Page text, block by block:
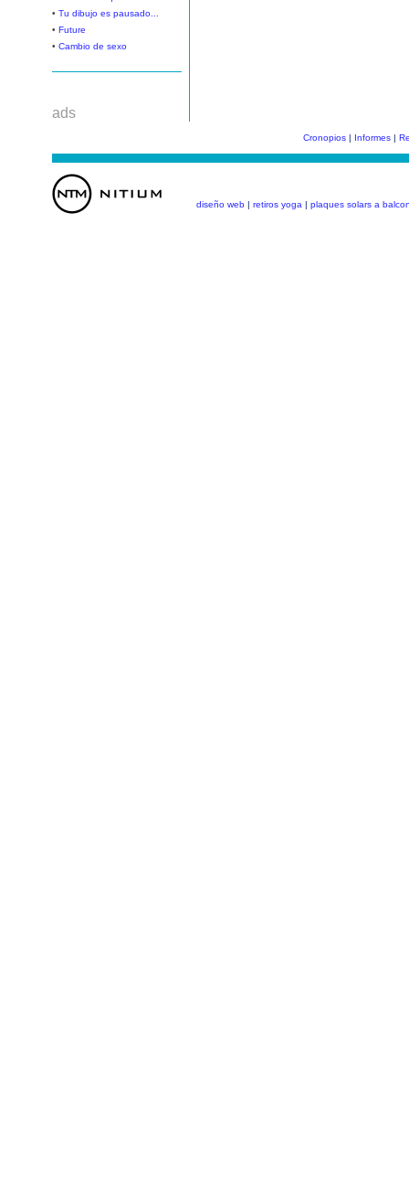
• Tu dibujo es pausado...
• Future
• Cambio de sexo
ads
Cronopios | Informes |
diseño web| retiros yoga | plaques solars a